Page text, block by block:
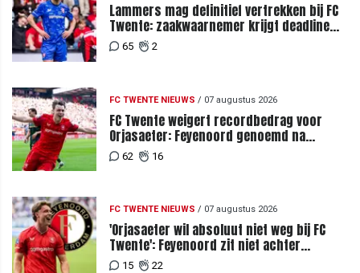
Lammers mag definitief vertrekken bij FC
Twente: zaakwaarnemer krijgt deadline
vanwege komst vervanger
65 2
FC TWENTE NIEUWS / 07 augustus 2026
FC Twente weigert recordbedrag voor
Orjasaeter: Feyenoord genoemd na
megabod
62 16
FC TWENTE NIEUWS / 07 augustus 2026
'Orjasaeter wil absoluut niet weg bij FC
Twente': Feyenoord zit niet achter
recordbod
15 22